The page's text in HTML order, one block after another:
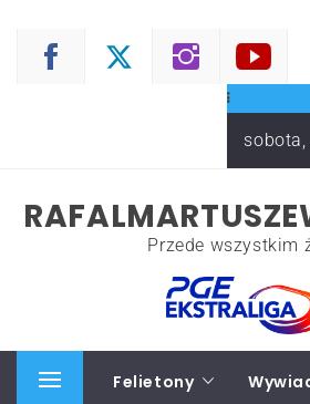
Przede wszystkim
Primary
Start Felietony